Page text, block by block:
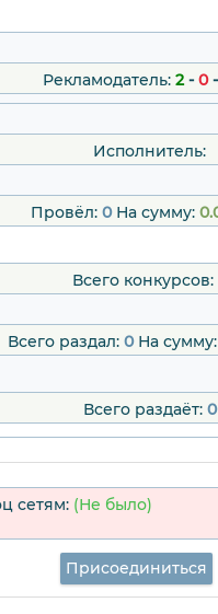
Рекламодатель: 2-0
Исполнитель:
Провёл: 0На сумму:
Всего конкурсов:
Всего раздал: 0На
Всего раздаёт: 0
сетям: (Не было)
Присоединиться